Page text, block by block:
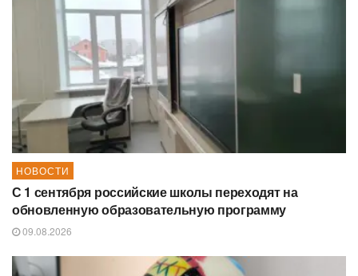
НОВОСТИ
С 1 сентября российские школы переходят на
обновленную образовательную программу
09.08.2026